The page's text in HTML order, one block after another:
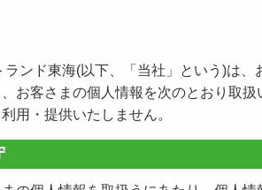
ランド東海(以下、「当社」という)は
お客さまの個人情報を次のとおり取
用・提供いたしません。